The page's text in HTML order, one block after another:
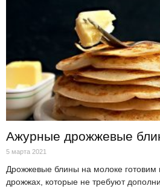
Ажурные дрожжевые
5 марта 2021
Дрожжевые блины на молоке готовим
дрожжах, которые не требуют